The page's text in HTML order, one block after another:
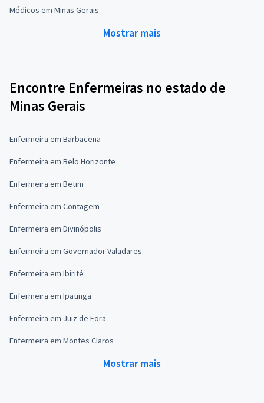
Médicos em Minas Gerais
Mostrar mais
Encontre Enfermeiras no estado de
Minas Gerais
Enfermeira em Barbacena
Enfermeira em Belo Horizonte
Enfermeira em Betim
Enfermeira em Contagem
Enfermeira em Divinópolis
Enfermeira em Governador Valadares
Enfermeira em Ibirité
Enfermeira em Ipatinga
Enfermeira em Juiz de Fora
Enfermeira em Montes Claros
Mostrar mais